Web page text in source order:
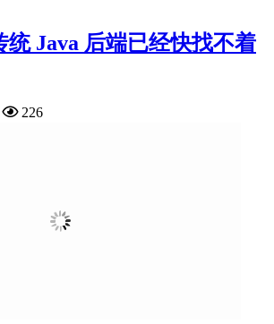
统 Java 后端已经快找不着
226